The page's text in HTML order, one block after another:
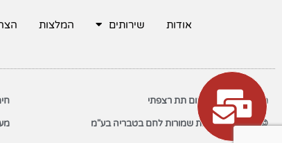
אודות שירותים המלצות
משאבות חום לחימום תת רצפתי
© 2022 כל הזכויות שמורות לחם בטבריה בע"מ